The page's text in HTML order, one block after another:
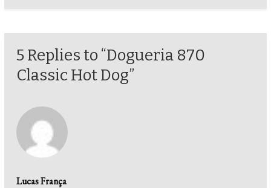
5 Replies to “Dogueria 870
Classic Hot Dog”
Lucas França